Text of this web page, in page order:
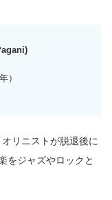
）
リニストが脱退後に
をジャズやロックと